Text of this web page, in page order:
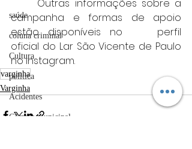
saúde
coluna criminal
Cultura
politica
Acidentes
Câmara municipal
campanha e formas de apoio
estão disponíveis no 	perfil
oficial do Lar São Vicente de Paulo
no Instagram.
varginha
Varginha